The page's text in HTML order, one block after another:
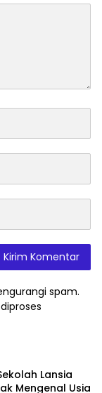
spam.
Lansia
Mengenal Usia